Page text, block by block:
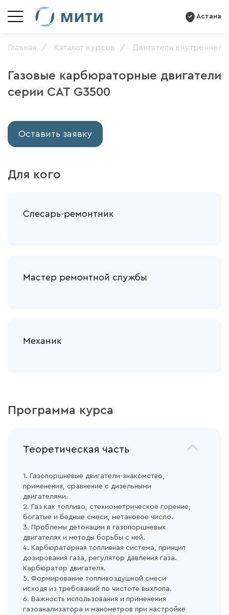
Астана
Главная Каталог курсов Двигатели внутреннего
Газовые карбюраторные двигатели
серии CAT G3500
Оставить заявку
Для кого
Слесарь-ремонтник
Мастер ремонтной службы
Механик
Программа курса
Теоретическая часть
1. Газопоршневые двигатели-знакомство,
применения, сравнение с дизельными
двигателями.
2. Газ как топливо, стехиометрическое горение,
богатые и бедные смеси, метановое число.
3. Проблемы детонации в газопоршневых
двигателях и методы борьбы с ней.
4. Карбюраторная топливная система, принцип
дозирования газа, регулятор давления газа.
Карбюратор двигателя.
5. Формирование топливоздушной смеси
исходя из требований по чистоте выхлопа.
6. Важность использования и применения
газоанализатора и манометров при настройке